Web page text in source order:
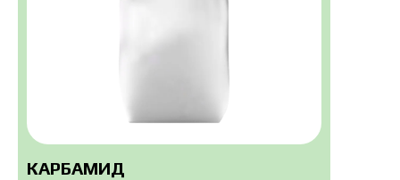
КАРБАМИД